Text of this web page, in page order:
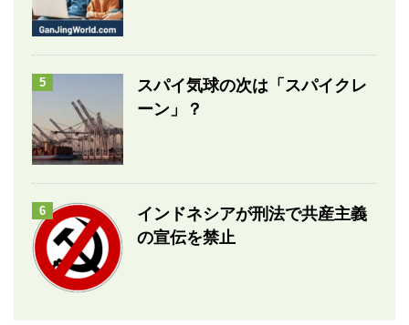
5
スパイ気球の次は「スパイクレ
ーン」？
6
インドネシアが刑法で共産主義
の宣伝を禁止